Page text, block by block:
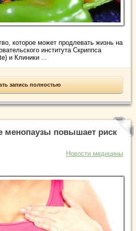
которое может продлевать жизнь на
института Скриппса
и Клиники ...
запись полностью
менопаузы повышает риск
Новости медицины